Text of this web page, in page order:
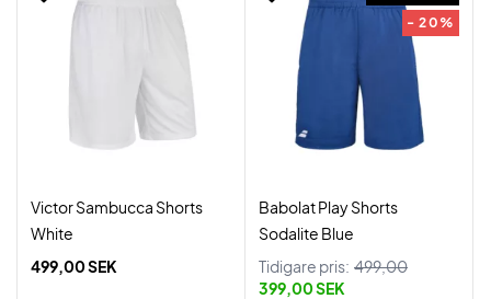
Victor Sambucca Shorts
White
499,00 SEK
- 20%
Babolat Play Shorts
Sodalite Blue
Tidigare pris: 499,00
399,00 SEK